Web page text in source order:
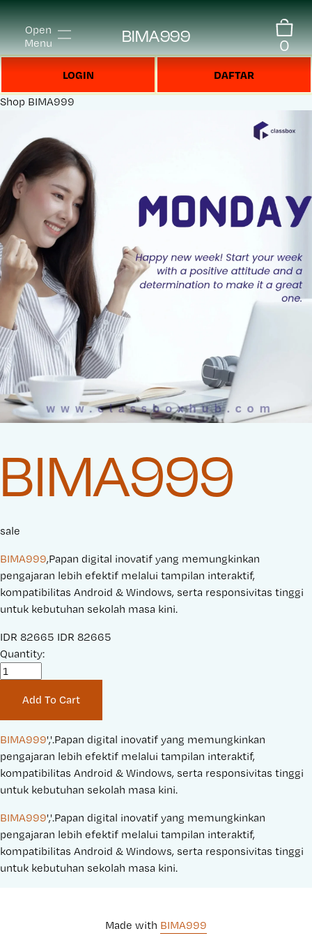
Open
Menu
BIMA999 0
LOGIN DAFTAR
Shop BIMA999
BIMA999
sale
BIMA999,Papan digital inovatif yang memungkinkan
pengajaran lebih efektif melalui tampilan interaktif,
kompatibilitas Android & Windows, serta responsivitas tinggi
untuk kebutuhan sekolah masa kini.
S
a
r
i
c
e
:
IDR 82665 O
i
n
a
l
P
r
c
e
:
IDR 82665
Quantity:
Add To Cart
BIMA999','.Papan digital inovatif yang memungkinkan
pengajaran lebih efektif melalui tampilan interaktif,
kompatibilitas Android & Windows, serta responsivitas tinggi
untuk kebutuhan sekolah masa kini.
BIMA999','.Papan digital inovatif yang memungkinkan
pengajaran lebih efektif melalui tampilan interaktif,
kompatibilitas Android & Windows, serta responsivitas tinggi
untuk kebutuhan sekolah masa kini.
Made with BIMA999